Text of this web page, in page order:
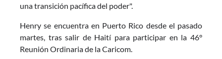
una transición pacífica del poder".
Henry se encuentra en Puerto Rico desde el pasado
martes, tras salir de Haití para participar en la 46°
Reunión Ordinaria de la Caricom.